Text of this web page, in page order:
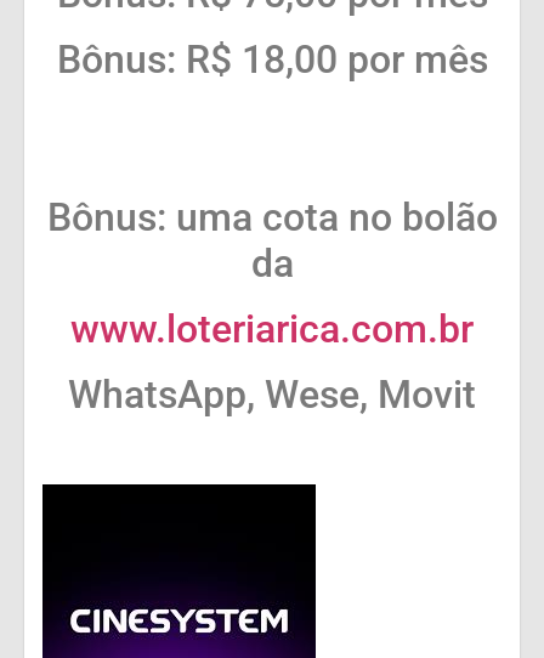
Bônus: R$ 18,00 por mês
Bônus: uma cota no bolão
da
www.loteriarica.com.br
WhatsApp, Wese, Movit